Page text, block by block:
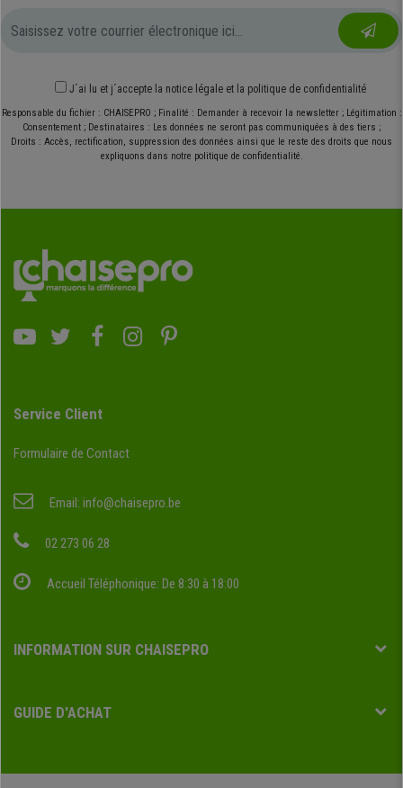
J´ai lu et j´accepte la notice légale et la politique de confidentialité
Responsable du fichier : CHAISEPRO ; Finalité : Demander à recevoir la newsletter ; Légitimation :
Consentement ; Destinataires : Les données ne seront pas communiquées à des tiers ;
Droits : Accès, rectification, suppression des données ainsi que le reste des droits que nous
expliquons dans notre politique de confidentialité.
Service Client
Formulaire de Contact
Email: info@chaisepro.be
02 273 06 28
Accueil Téléphonique: De 8:30 à 18:00
INFORMATION SUR CHAISEPRO
GUIDE D'ACHAT